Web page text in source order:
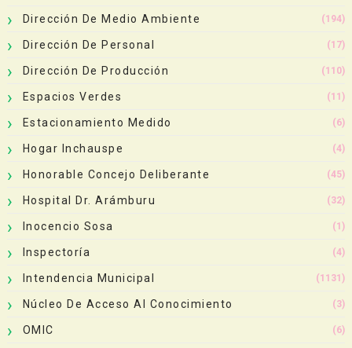
Dirección De Medio Ambiente (194)
Dirección De Personal (17)
Dirección De Producción (110)
Espacios Verdes (11)
Estacionamiento Medido (6)
Hogar Inchauspe (4)
Honorable Concejo Deliberante (45)
Hospital Dr. Arámburu (32)
Inocencio Sosa (1)
Inspectoría (4)
Intendencia Municipal (1131)
Núcleo De Acceso Al Conocimiento (3)
OMIC (6)